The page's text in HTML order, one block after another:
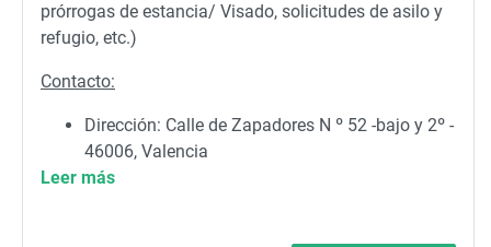
prórrogas de estancia/ Visado, solicitudes de asilo y
refugio, etc.)
Contacto:
Dirección: Calle de Zapadores N º 52 -bajo y 2º -
46006, Valencia
Teléfono: 963351106
Leer más